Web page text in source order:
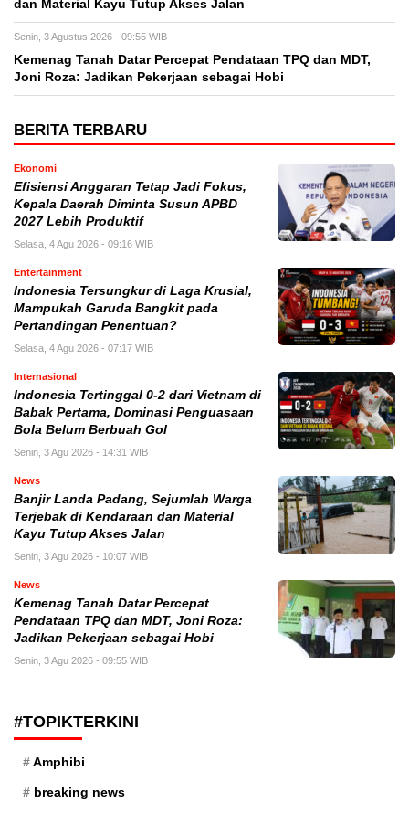
dan Material Kayu Tutup Akses Jalan
Senin, 3 Agustus 2026 - 09:55 WIB
Kemenag Tanah Datar Percepat Pendataan TPQ dan MDT,
Joni Roza: Jadikan Pekerjaan sebagai Hobi
BERITA TERBARU
Ekonomi
Efisiensi Anggaran Tetap Jadi Fokus,
Kepala Daerah Diminta Susun APBD
2027 Lebih Produktif
Selasa, 4 Agu 2026 - 09:16 WIB
Entertainment
Indonesia Tersungkur di Laga Krusial,
Mampukah Garuda Bangkit pada
Pertandingan Penentuan?
Selasa, 4 Agu 2026 - 07:17 WIB
Internasional
Indonesia Tertinggal 0-2 dari Vietnam di
Babak Pertama, Dominasi Penguasaan
Bola Belum Berbuah Gol
Senin, 3 Agu 2026 - 14:31 WIB
News
Banjir Landa Padang, Sejumlah Warga
Terjebak di Kendaraan dan Material
Kayu Tutup Akses Jalan
Senin, 3 Agu 2026 - 10:07 WIB
News
Kemenag Tanah Datar Percepat
Pendataan TPQ dan MDT, Joni Roza:
Jadikan Pekerjaan sebagai Hobi
Senin, 3 Agu 2026 - 09:55 WIB
#TOPIKTERKINI
Amphibi
breaking news